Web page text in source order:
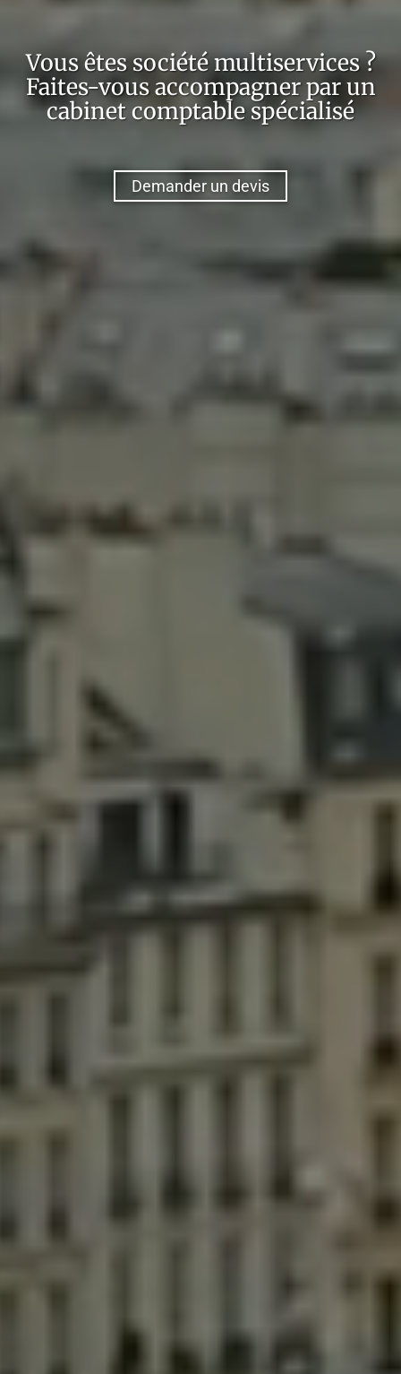
Vous êtessociété multiservices?
Faites-vous accompagner par un
cabinet comptable spécialisé
Demander un devis